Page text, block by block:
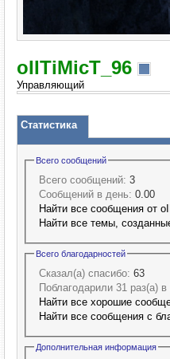
oIITiMicT_96
Управляющий
Статистика
Всего сообщений
Всего сообщений: 3
Сообщений в день: 0.00
Найти все сообщения от
Найти все темы,
Всего благодарностей
Сказал(а) спасибо: 63
Поблагодарили 31 раз(а)
Найти все хорошие
Найти все сообщения с
Дополнительная информация